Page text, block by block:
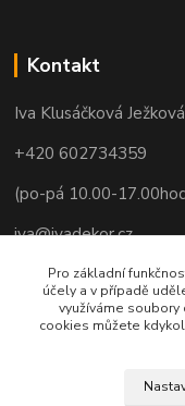
Kontakt
Iva Klusáčková Ježková
+420 602734359
(po-pá 10.00-
iva@ivadekor.cz
Pro základní
účely a v případě
využíváme
cookies můžete